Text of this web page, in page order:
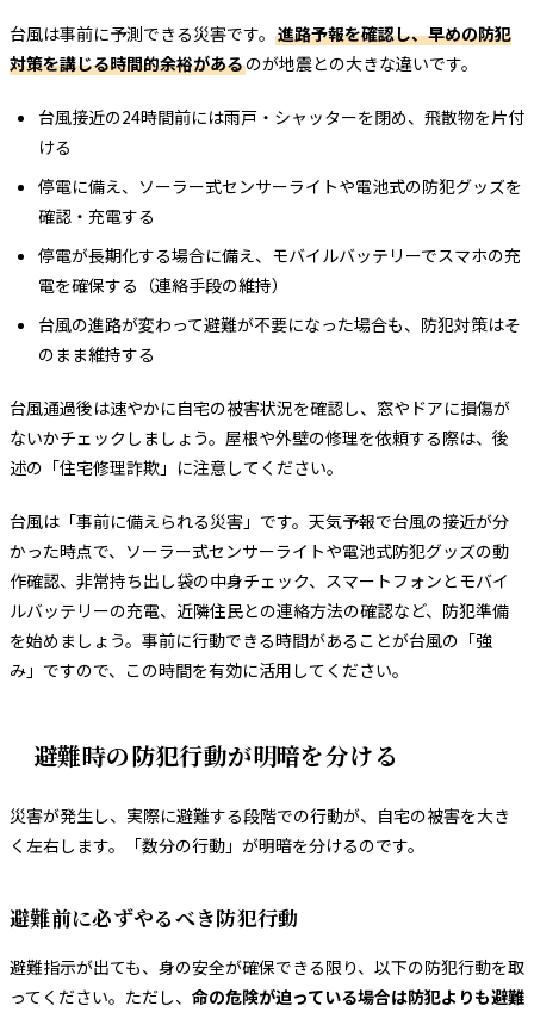
台風は事前に予測できる災害です。 進路予報を確認し、早めの防犯
対策を講じる時間的余裕があるのが地震との大きな違いです。
台風接近の24時間前には雨戸・シャッターを閉め、飛散物を片付
ける
停電に備え、ソーラー式センサーライトや電池式の防犯グッズを
確認・充電する
停電が長期化する場合に備え、モバイルバッテリーでスマホの充
電を確保する（連絡手段の維持）
台風の進路が変わって避難が不要になった場合も、防犯対策はそ
のまま維持する
台風通過後は速やかに自宅の被害状況を確認し、窓やドアに損傷が
ないかチェックしましょう。屋根や外壁の修理を依頼する際は、後
述の「住宅修理詐欺」に注意してください。
台風は「事前に備えられる災害」です。天気予報で台風の接近が分
かった時点で、ソーラー式センサーライトや電池式防犯グッズの動
作確認、非常持ち出し袋の中身チェック、スマートフォンとモバイ
ルバッテリーの充電、近隣住民との連絡方法の確認など、防犯準備
を始めましょう。事前に行動できる時間があることが台風の「強
み」ですので、この時間を有効に活用してください。
避難時の防犯行動が明暗を分ける
災害が発生し、実際に避難する段階での行動が、自宅の被害を大き
く左右します。「数分の行動」が明暗を分けるのです。
避難前に必ずやるべき防犯行動
避難指示が出ても、身の安全が確保できる限り、以下の防犯行動を取
ってください。ただし、 命の危険が迫っている場合は防犯よりも避難